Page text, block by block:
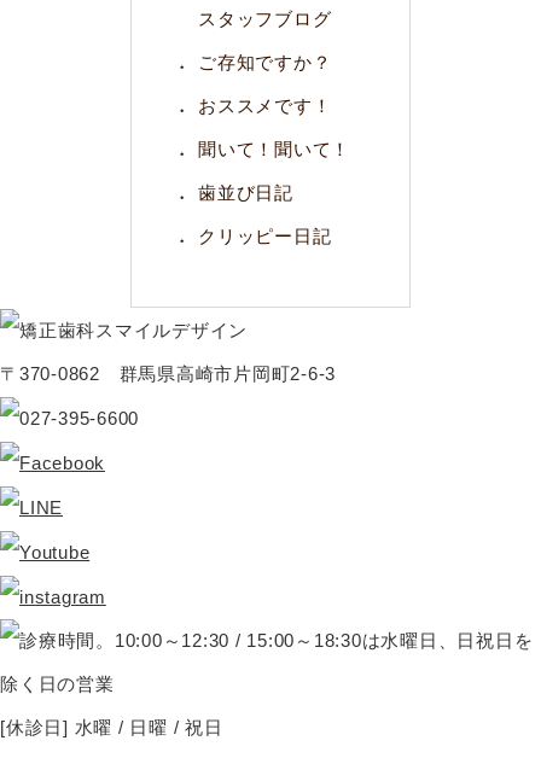
スタッフブログ
ご存知ですか？
おススメです！
聞いて！聞いて！
歯並び日記
クリッピー日記
〒370-0862 群馬県高崎市片岡町2-6-3
[休診日] 水曜 / 日曜 / 祝日